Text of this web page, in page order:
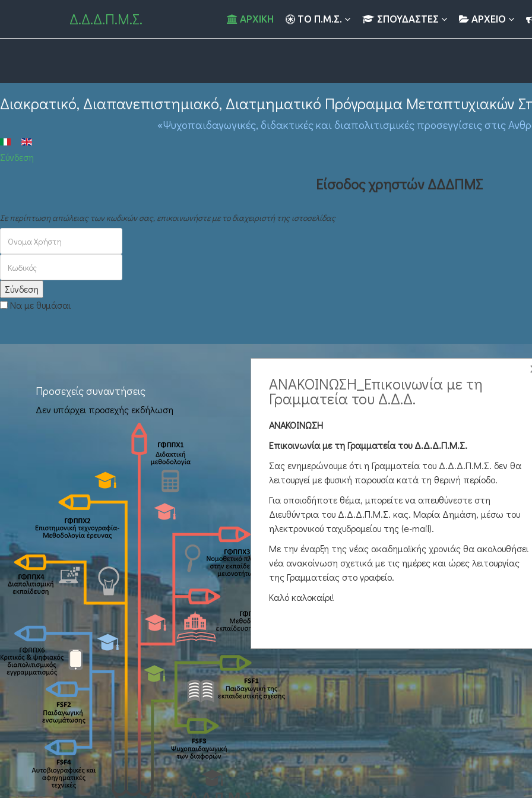
Δ.Δ.Δ.Π.Μ.Σ. ΑΡΧΙΚΉ ΤΟ Π.Μ.Σ. ΣΠΟΥΔΑΣΤΈΣ ΑΡΧΕΙΟ
Διακρατικό, Διαπανεπιστημιακό, Διατμηματικό Πρόγραμμα Μεταπτυχιακών
«Ψυχοπαιδαγωγικές, διδακτικές και διαπολιτισμικές προσεγγίσεις στις
Σύνδεση
Είσοδος χρηστών ΔΔΔΠΜΣ
Σε περίπτωση απώλειας των κωδικών σας, επικοινωνήστε με το διαχειριστή της ιστοσελίδας
Σύνδεση
Να με θυμάσαι
Προσεχείς συναντήσεις
Δεν υπάρχει προσεχής εκδήλωση
ΑΝΑΚΟΙΝΩΣΗ_Επικοινωνία με τη
Γραμματεία του Δ.Δ.Δ.
ΑΝΑΚΟΙΝΩΣΗ
Επικοινωνία με τη Γραμματεία του Δ.Δ.Δ.Π.Μ.Σ.
Σας ενημερώνουμε ότι η Γραμματεία του Δ.Δ.Δ.Π.Μ.Σ. δεν θα
λειτουργεί με φυσική παρουσία κατά τη θερινή περίοδο.
Για οποιοδήποτε θέμα, μπορείτε να απευθύνεστε στη
Διευθύντρια του Δ.Δ.Δ.Π.Μ.Σ. κας. Μαρία Δημάση, μέσω του
ηλεκτρονικού ταχυδρομείου της (e-mail).
Με την έναρξη της νέας ακαδημαϊκής χρονιάς θα ακολουθήσει
νέα ανακοίνωση σχετικά με τις ημέρες και ώρες λειτουργίας
της Γραμματείας στο γραφείο.
Καλό καλοκαίρι!